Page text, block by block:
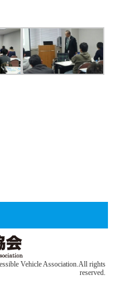
Vehicle Association.All rights
reserved.